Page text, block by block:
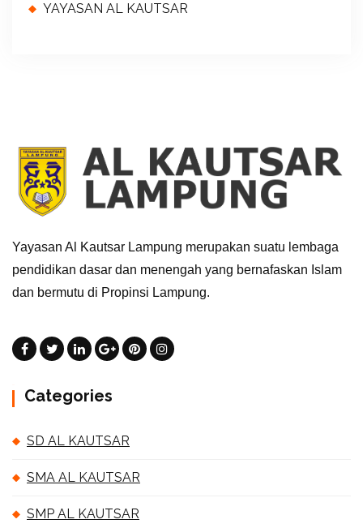
YAYASAN AL KAUTSAR
Yayasan Al Kautsar Lampung merupakan suatu lembaga
pendidikan dasar dan menengah yang bernafaskan Islam
dan bermutu di Propinsi Lampung.
Categories
SD AL KAUTSAR
SMA AL KAUTSAR
SMP AL KAUTSAR